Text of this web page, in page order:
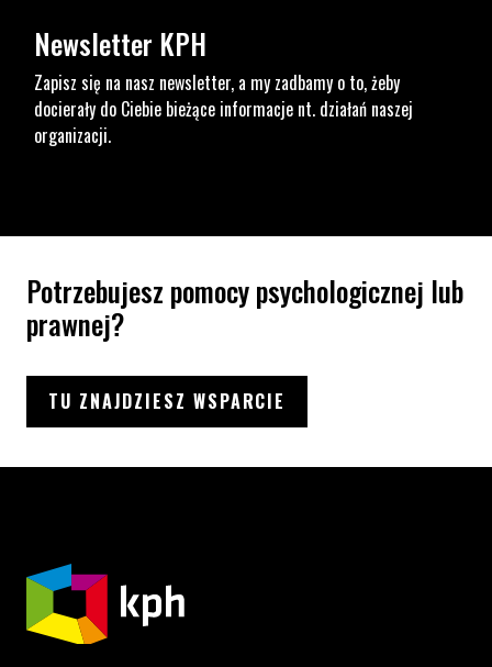
Newsletter KPH
Zapisz się na nasz newsletter, a my zadbamy o to, żeby
docierały do Ciebie bieżące informacje nt. działań naszej
organizacji.
Potrzebujesz pomocy psychologicznej lub
prawnej?
TU ZNAJDZIESZ WSPARCIE